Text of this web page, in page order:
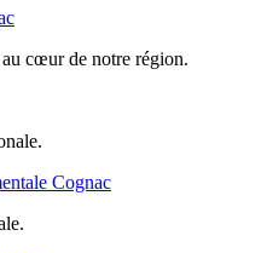
cœur de notre région.
Cognac